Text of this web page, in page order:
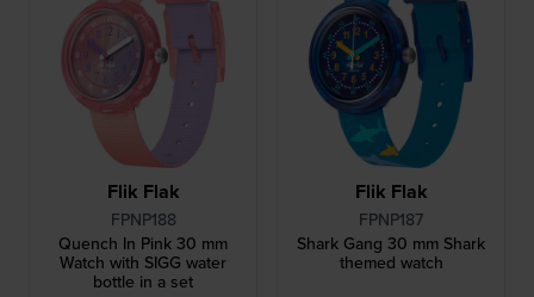
Flik Flak
FPNP188
Quench In Pink 30 mm
Watch with SIGG water
bottle in a set
Flik Flak
FPNP187
Shark Gang 30 mm Shark
themed watch